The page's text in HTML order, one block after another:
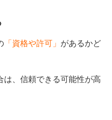
「資格や許可」 があるかど
は、信頼できる可能性が高